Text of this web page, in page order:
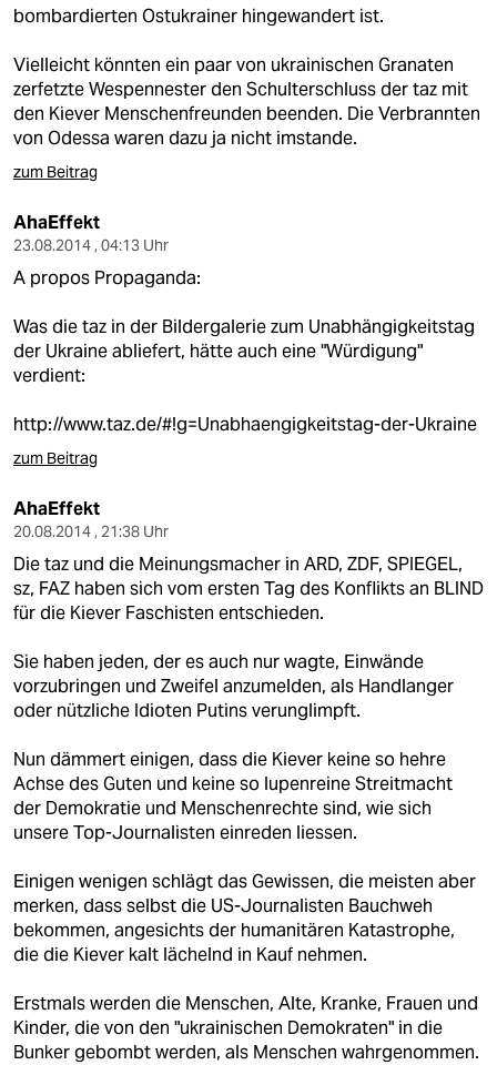
bombardierten Ostukrainer hingewandert ist.
Vielleicht könnten ein paar von ukrainischen Granaten
zerfetzte Wespennester den Schulterschluss der taz mit
den Kiever Menschenfreunden beenden. Die Verbrannten
von Odessa waren dazu ja nicht imstande.
zum Beitrag
AhaEffekt
23.08.2014 , 04:13 Uhr
A propos Propaganda:
Was die taz in der Bildergalerie zum Unabhängigkeitstag
der Ukraine abliefert, hätte auch eine "Würdigung"
verdient:
http://www.taz.de/#!g=Unabhaengigkeitstag-der-Ukraine
zum Beitrag
AhaEffekt
20.08.2014 , 21:38 Uhr
Die taz und die Meinungsmacher in ARD, ZDF, SPIEGEL,
sz, FAZ haben sich vom ersten Tag des Konflikts an BLIND
für die Kiever Faschisten entschieden.
Sie haben jeden, der es auch nur wagte, Einwände
vorzubringen und Zweifel anzumelden, als Handlanger
oder nützliche Idioten Putins verunglimpft.
Nun dämmert einigen, dass die Kiever keine so hehre
Achse des Guten und keine so lupenreine Streitmacht
der Demokratie und Menschenrechte sind, wie sich
unsere Top-Journalisten einreden liessen.
Einigen wenigen schlägt das Gewissen, die meisten aber
merken, dass selbst die US-Journalisten Bauchweh
bekommen, angesichts der humanitären Katastrophe,
die die Kiever kalt lächelnd in Kauf nehmen.
Erstmals werden die Menschen, Alte, Kranke, Frauen und
Kinder, die von den "ukrainischen Demokraten" in die
Bunker gebombt werden, als Menschen wahrgenommen.